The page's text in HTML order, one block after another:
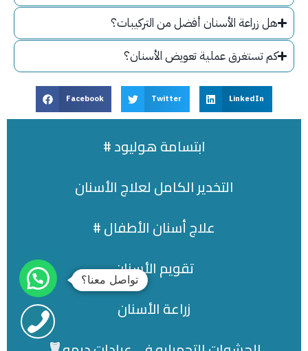
# ابتسامة هوليود
التخدير الكامل لعلاج الأسنان
# علاج أسنان الأطفال
تقويم الأسنان
زراعة الأسنان
هل زراعة الأسنان أفضل من التركيبات؟
كم تستغرق عملية تعويض الأسنان؟
Facebook Twitter LinkedIn
تواصل معنا؟